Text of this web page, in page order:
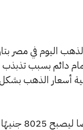
دائم بسبب تذبذب
في مصر 365 بتغطية